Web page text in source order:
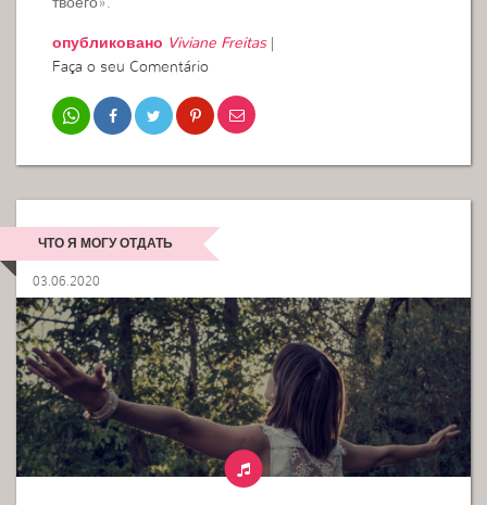
твоего».
опубликовано Viviane Freitas|
Faça o seu Comentário
ЧТО Я МОГУ ОТДАТЬ
03.06.2020